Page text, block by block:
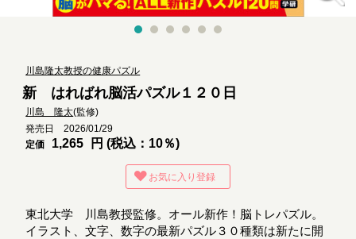
川島隆太教授の健康パズル
新 はればれ脳活パズル１２０日
川島 隆太(監修)
発売日 2026/01/29
定価
1,265 円 (税込：10％)
お気に入り登録
東北大学 川島教授監修。オール新作！脳トレパズル。
イラスト、文字、数字の最新パズル３０種類は新たに開